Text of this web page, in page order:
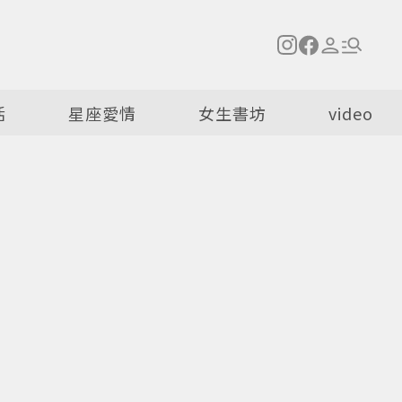
星座愛情 女生書坊 video